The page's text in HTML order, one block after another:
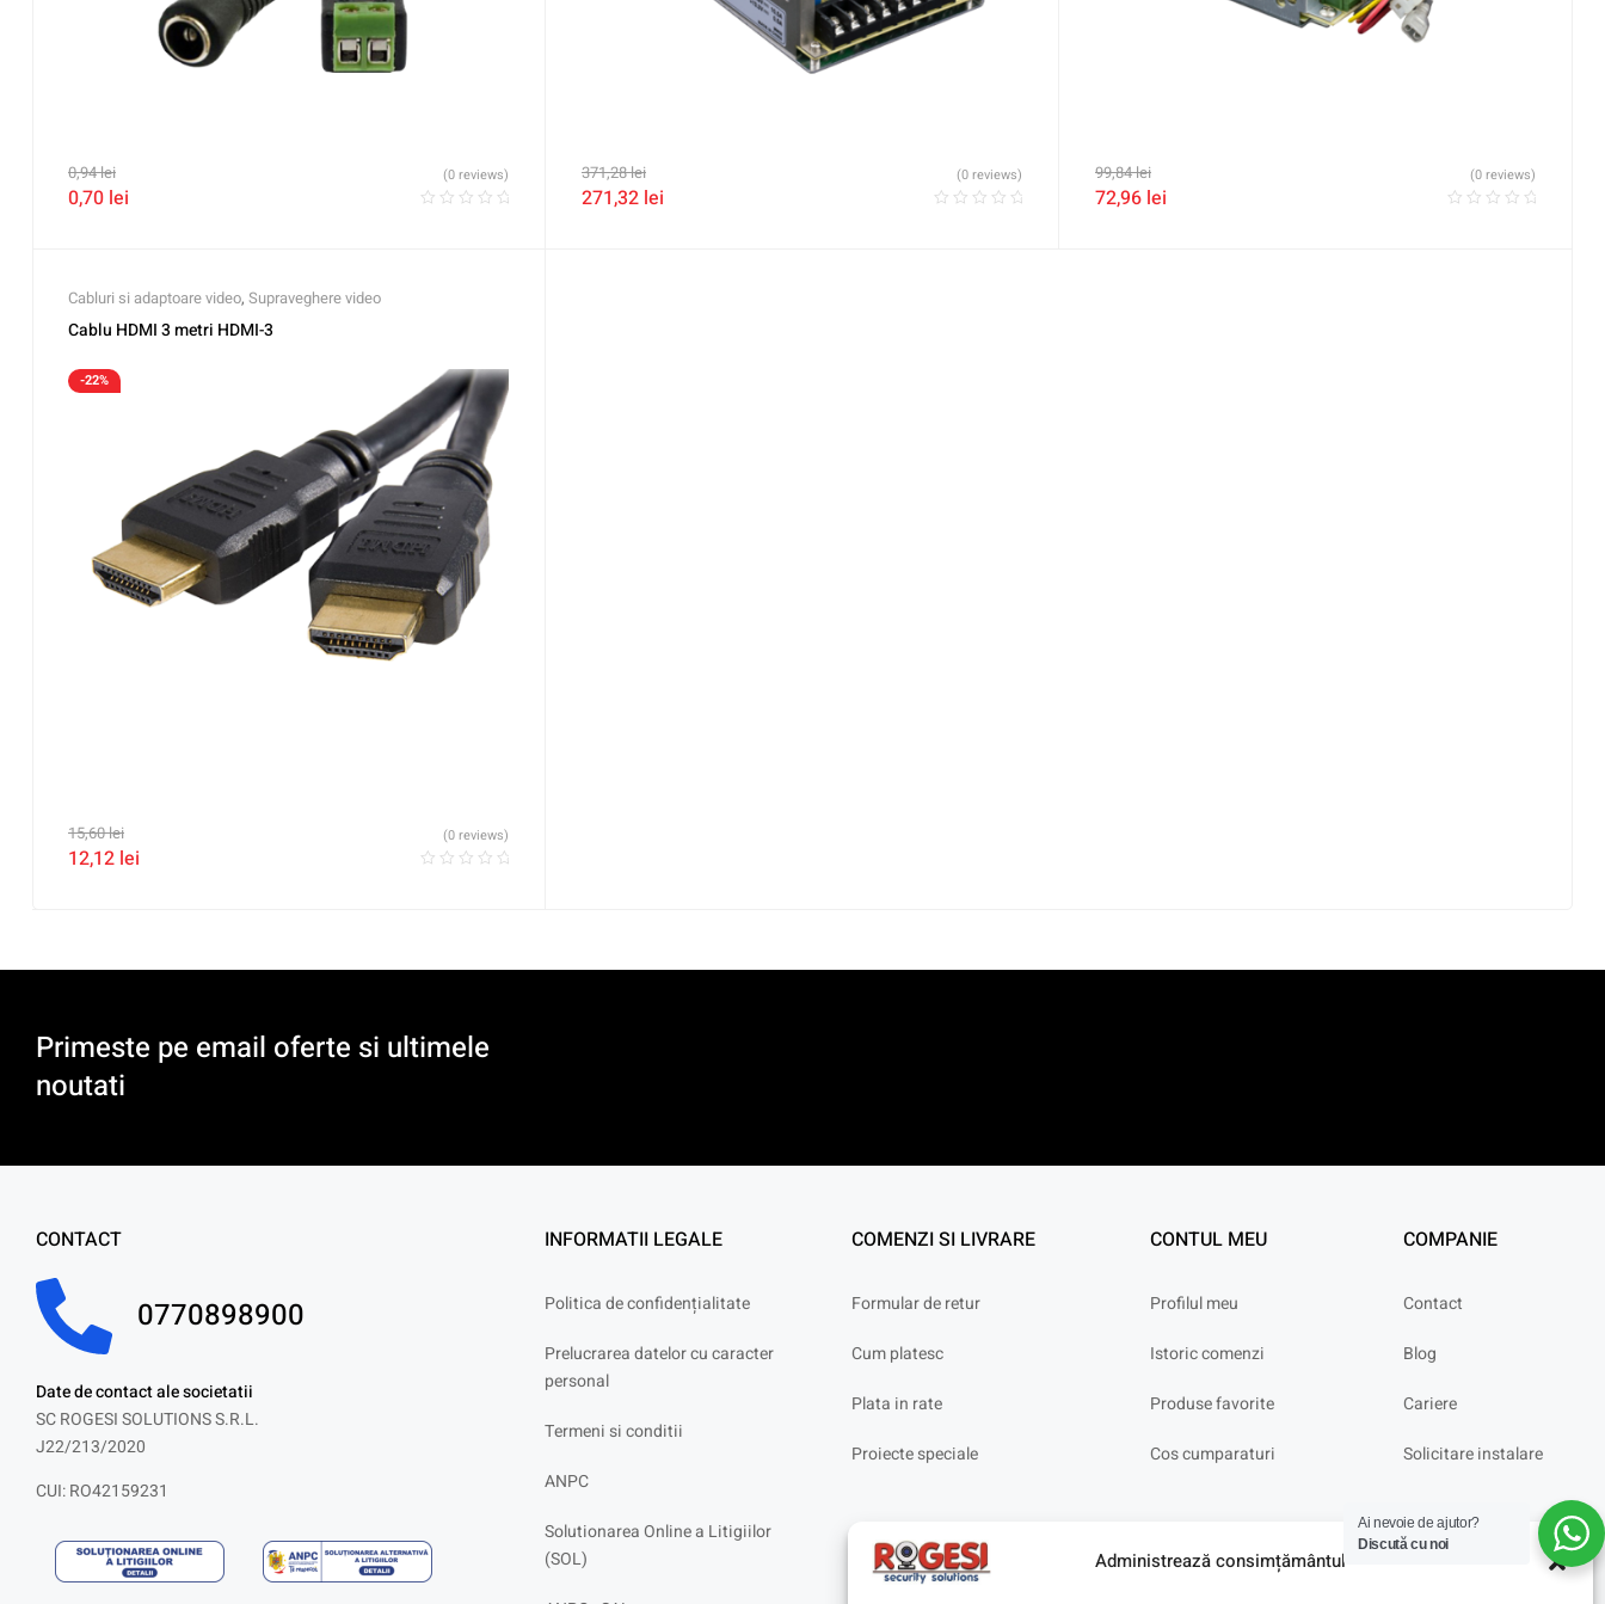
Administrează consimțământul
0,94lei
0,70 lei
(0 reviews) 371,28lei
271,32 lei
(0 reviews) 99,84lei
72,96 lei
(0 reviews)
Cabluri si adaptoare video, Supraveghere video
Cablu HDMI 3 metri HDMI-3
-22%
15,60lei
12,12 lei
(0 reviews)
Primeste pe email oferte si ultimele
noutati
CONTACT
0770898900
Date de contact ale societatii
SC ROGESI SOLUTIONS S.R.L.
J22/213/2020
CUI: RO42159231
INFORMATII LEGALE
Politica de confidențialitate
Prelucrarea datelor cu caracter
personal
Termeni si conditii
ANPC
Solutionarea Online a Litigiilor
(SOL)
COMENZI SI LIVRARE
Formular de retur
Cum platesc
Plata in rate
Proiecte speciale
CONTUL MEU
Profilul meu
Istoric comenzi
Produse favorite
Cos cumparaturi
COMPANIE
Contact
Blog
Cariere
Solicitare instalare
Ai nevoie de ajutor?
Discută cu noi